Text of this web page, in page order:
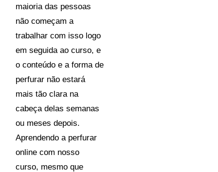
maioria das pessoas
não começam a
trabalhar com isso logo
em seguida ao curso, e
o conteúdo e a forma de
perfurar não estará
mais tão clara na
cabeça delas semanas
ou meses depois.
Aprendendo a perfurar
online com nosso
curso, mesmo que